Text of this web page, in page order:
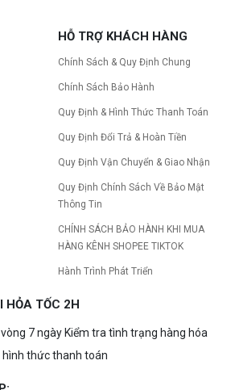
HỖ TRỢ KHÁCH HÀNG
Chính Sách & Quy Định Chung
Chính Sách Bảo Hành
Quy Định & Hình Thức Thanh Toán
Quy Định Đổi Trả & Hoàn Tiền
Quy Định Vận Chuyển & Giao Nhận
Quy Định Chính Sách Về Bảo Mật
Thông Tin
CHÍNH SÁCH BẢO HÀNH KHI MUA
HÀNG KÊNH SHOPEE TIKTOK
Hành Trình Phát Triển
HỎA TỐC 2H
7 ngày Kiểm tra tình trạng hàng hóa
hình thức thanh toán